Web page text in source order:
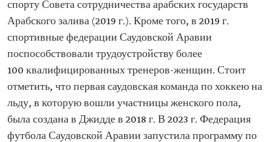
спорту Совета сотрудничества арабских государств
Арабского залива (2019 г.). Кроме того, в 2019 г.
спортивные федерации Саудовской Аравии
поспособствовали трудоустройству более
100 квалифицированных тренеров-женщин. Стоит
отметить, что первая саудовская команда по хоккею на
льду, в которую вошли участницы женского пола,
была создана в Джидде в 2018 г. В 2023 г. Федерация
футбола Саудовской Аравии запустила программу по